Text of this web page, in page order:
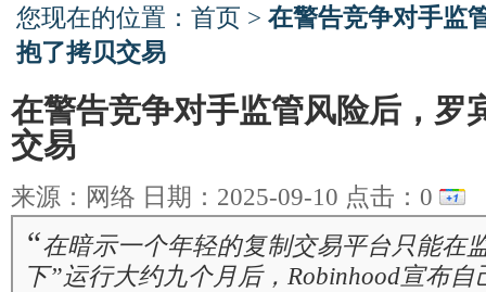
您现在的位置： 首页 > 在警告竞争对手监
抱了拷贝交易
在警告竞争对手监管风险后，罗
交易
来源：网络 日期：2025-09-10 点击： 0
“在暗示一个年轻的复制交易平台只能在
下”运行大约九个月后，Robinhood宣布自